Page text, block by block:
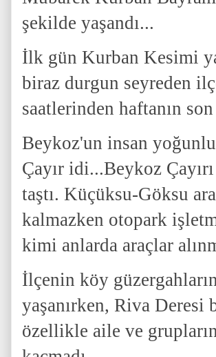
şekilde yaşandı...
İlk gün Kurban Kesimi
biraz durgun seyreden
saatlerinden haftanın
Beykoz'un insan
Çayır idi...Beykoz
taştı. Küçüksu-Göksu
kalmazken otopark
kimi anlarda araçlar
İlçenin köy
yaşanırken, Riva Deresi
özellikle aile ve